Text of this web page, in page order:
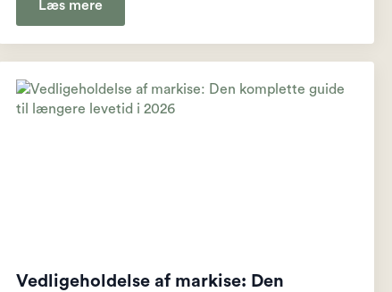
Læs mere
Vedligeholdelse af markise: Den